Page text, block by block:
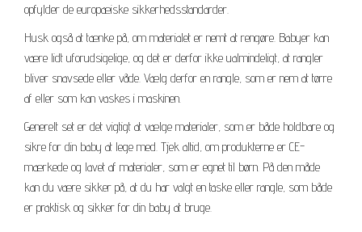
opfylder de europæiske sikkerhedsstandarder.
Husk også at tænke på, om materialet er nemt at rengøre. Babyer kan
være lidt uforudsigelige, og det er derfor ikke ualmindeligt, at rangler
bliver snavsede eller våde. Vælg derfor en rangle, som er nem at tørre
af eller som kan vaskes i maskinen.
Generelt set er det vigtigt at vælge materialer, som er både holdbare og
sikre for din baby at lege med. Tjek altid, om produkterne er CE-
mærkede og lavet af materialer, som er egnet til børn. På den måde
kan du være sikker på, at du har valgt en taske eller rangle, som både
er praktisk og sikker for din baby at bruge.